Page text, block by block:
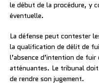
le début de la procédure, y
éventuelle.
La défense peut contester
la qualification de délit de
l’absence d’intention de
atténuantes. Le tribunal
de rendre son jugement.